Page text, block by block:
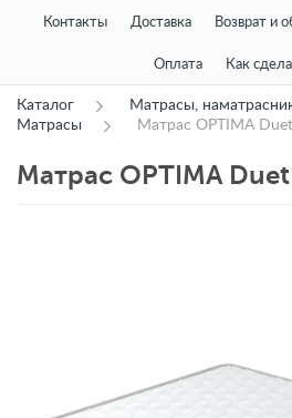
Контакты Доставка Возврат и
Оплата Как
Каталог
Матрасы,
Матрасы
Матрас OPTIMA
Матрас OPTIMA